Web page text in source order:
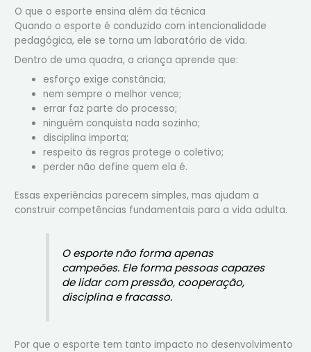
O que o esporte ensina além da técnica
Quando o esporte é conduzido com intencionalidade
pedagógica, ele se torna um laboratório de vida.
Dentro de uma quadra, a criança aprende que:
esforço exige constância;
nem sempre o melhor vence;
errar faz parte do processo;
ninguém conquista nada sozinho;
disciplina importa;
respeito às regras protege o coletivo;
perder não define quem ela é.
Essas experiências parecem simples, mas ajudam a
construir competências fundamentais para a vida adulta.
O esporte não forma apenas
campeões. Ele forma pessoas capazes
de lidar com pressão, cooperação,
disciplina e fracasso.
Por que o esporte tem tanto impacto no desenvolvimento